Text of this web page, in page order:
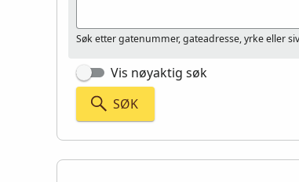
Søk etter gatenummer, gateadresse, yrke eller
Vis nøyaktig søk
SØK